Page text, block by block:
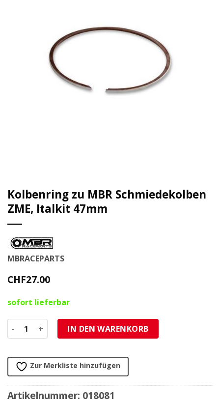
Kolbenring zu MBR Schmiedekolben
ZME, Italkit 47mm
MBRACEPARTS
CHF27.00
sofort lieferbar
Kolbenring zu MBR Schmiedekolben ZME, Italkit 47mm
IN DEN WARENKORB
Zur Merkliste hinzufügen
Artikelnummer: 018081